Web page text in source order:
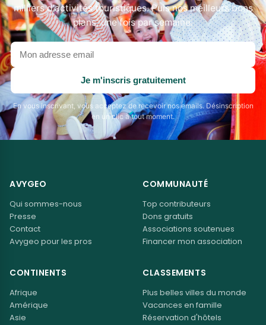
milliers d'activités touristiques. Puis nos meilleurs bons
plans, une fois par semaine.
Votre
adresse
email
Je m'inscris gratuitement
En vous inscrivant, vous acceptez de recevoir nos emails. Désinscription
en un clic à tout moment.
AVYGEO
Qui sommes-nous
Presse
Contact
Avygeo pour les pros
COMMUNAUTÉ
Top contributeurs
Dons gratuits
Associations soutenues
Financer mon association
CONTINENTS
Afrique
Amérique
Asie
CLASSEMENTS
Plus belles villes du monde
Vacances en famille
Réservation d'hôtels